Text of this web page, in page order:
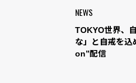
NEWS
TOKYO世界、
な」と自戒を込
on”配信